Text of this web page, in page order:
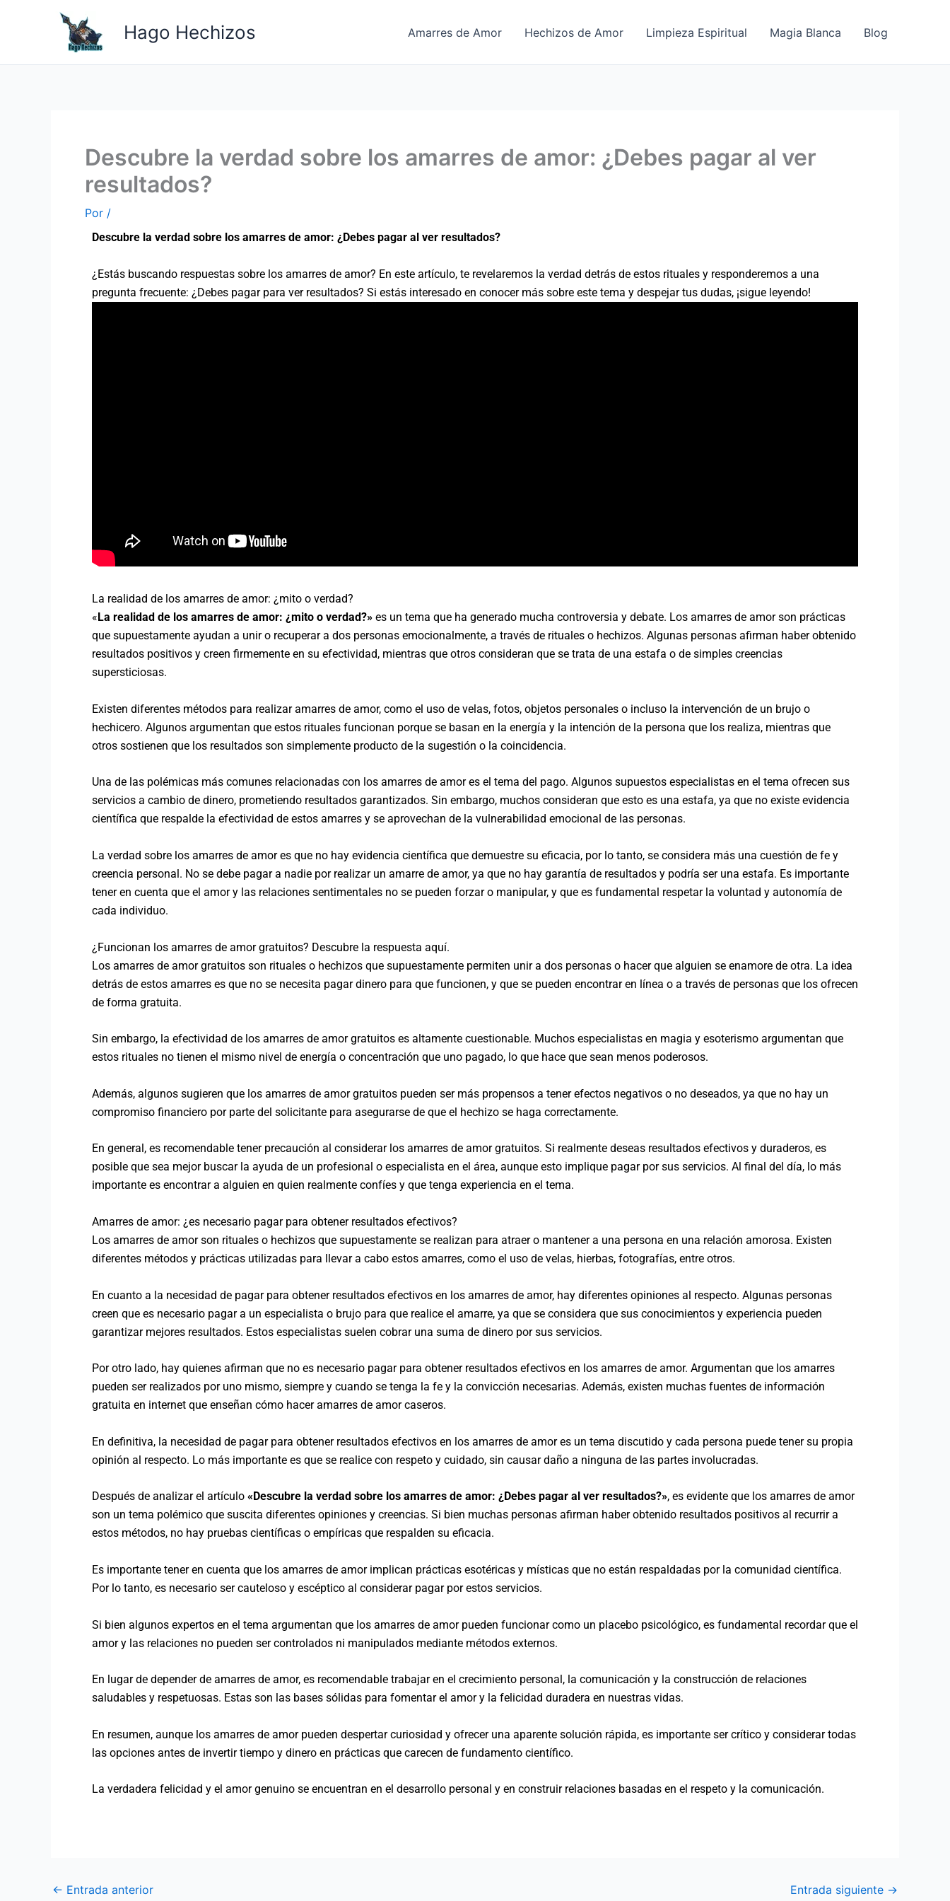
Hago Hechizos Amarres de Amor Hechizos de Amor Limpieza Espiritual Magia Blanca Blog
Descubre la verdad sobre los amarres de amor: ¿Debes pagar al ver
resultados?
Por /
Descubre la verdad sobre los amarres de amor: ¿Debes pagar al ver resultados?
¿Estás buscando respuestas sobre los amarres de amor? En este artículo, te revelaremos la verdad detrás de estos rituales y responderemos a una
pregunta frecuente: ¿Debes pagar para ver resultados? Si estás interesado en conocer más sobre este tema y despejar tus dudas, ¡sigue leyendo!
La realidad de los amarres de amor: ¿mito o verdad?
« La realidad de los amarres de amor: ¿mito o verdad?» es un tema que ha generado mucha controversia y debate. Los amarres de amor son prácticas
que supuestamente ayudan a unir o recuperar a dos personas emocionalmente, a través de rituales o hechizos. Algunas personas afirman haber obtenido
resultados positivos y creen firmemente en su efectividad, mientras que otros consideran que se trata de una estafa o de simples creencias
supersticiosas.
Existen diferentes métodos para realizar amarres de amor, como el uso de velas, fotos, objetos personales o incluso la intervención de un brujo o
hechicero. Algunos argumentan que estos rituales funcionan porque se basan en la energía y la intención de la persona que los realiza, mientras que
otros sostienen que los resultados son simplemente producto de la sugestión o la coincidencia.
Una de las polémicas más comunes relacionadas con los amarres de amor es el tema del pago. Algunos supuestos especialistas en el tema ofrecen sus
servicios a cambio de dinero, prometiendo resultados garantizados. Sin embargo, muchos consideran que esto es una estafa, ya que no existe evidencia
científica que respalde la efectividad de estos amarres y se aprovechan de la vulnerabilidad emocional de las personas.
La verdad sobre los amarres de amor es que no hay evidencia científica que demuestre su eficacia, por lo tanto, se considera más una cuestión de fe y
creencia personal. No se debe pagar a nadie por realizar un amarre de amor, ya que no hay garantía de resultados y podría ser una estafa. Es importante
tener en cuenta que el amor y las relaciones sentimentales no se pueden forzar o manipular, y que es fundamental respetar la voluntad y autonomía de
cada individuo.
¿Funcionan los amarres de amor gratuitos? Descubre la respuesta aquí.
Los amarres de amor gratuitos son rituales o hechizos que supuestamente permiten unir a dos personas o hacer que alguien se enamore de otra. La idea
detrás de estos amarres es que no se necesita pagar dinero para que funcionen, y que se pueden encontrar en línea o a través de personas que los ofrecen
de forma gratuita.
Sin embargo, la efectividad de los amarres de amor gratuitos es altamente cuestionable. Muchos especialistas en magia y esoterismo argumentan que
estos rituales no tienen el mismo nivel de energía o concentración que uno pagado, lo que hace que sean menos poderosos.
Además, algunos sugieren que los amarres de amor gratuitos pueden ser más propensos a tener efectos negativos o no deseados, ya que no hay un
compromiso financiero por parte del solicitante para asegurarse de que el hechizo se haga correctamente.
En general, es recomendable tener precaución al considerar los amarres de amor gratuitos. Si realmente deseas resultados efectivos y duraderos, es
posible que sea mejor buscar la ayuda de un profesional o especialista en el área, aunque esto implique pagar por sus servicios. Al final del día, lo más
importante es encontrar a alguien en quien realmente confíes y que tenga experiencia en el tema.
Amarres de amor: ¿es necesario pagar para obtener resultados efectivos?
Los amarres de amor son rituales o hechizos que supuestamente se realizan para atraer o mantener a una persona en una relación amorosa. Existen
diferentes métodos y prácticas utilizadas para llevar a cabo estos amarres, como el uso de velas, hierbas, fotografías, entre otros.
En cuanto a la necesidad de pagar para obtener resultados efectivos en los amarres de amor, hay diferentes opiniones al respecto. Algunas personas
creen que es necesario pagar a un especialista o brujo para que realice el amarre, ya que se considera que sus conocimientos y experiencia pueden
garantizar mejores resultados. Estos especialistas suelen cobrar una suma de dinero por sus servicios.
Por otro lado, hay quienes afirman que no es necesario pagar para obtener resultados efectivos en los amarres de amor. Argumentan que los amarres
pueden ser realizados por uno mismo, siempre y cuando se tenga la fe y la convicción necesarias. Además, existen muchas fuentes de información
gratuita en internet que enseñan cómo hacer amarres de amor caseros.
En definitiva, la necesidad de pagar para obtener resultados efectivos en los amarres de amor es un tema discutido y cada persona puede tener su propia
opinión al respecto. Lo más importante es que se realice con respeto y cuidado, sin causar daño a ninguna de las partes involucradas.
Después de analizar el artículo «Descubre la verdad sobre los amarres de amor: ¿Debes pagar al ver resultados?», es evidente que los amarres de amor
son un tema polémico que suscita diferentes opiniones y creencias. Si bien muchas personas afirman haber obtenido resultados positivos al recurrir a
estos métodos, no hay pruebas científicas o empíricas que respalden su eficacia.
Es importante tener en cuenta que los amarres de amor implican prácticas esotéricas y místicas que no están respaldadas por la comunidad científica.
Por lo tanto, es necesario ser cauteloso y escéptico al considerar pagar por estos servicios.
Si bien algunos expertos en el tema argumentan que los amarres de amor pueden funcionar como un placebo psicológico, es fundamental recordar que el
amor y las relaciones no pueden ser controlados ni manipulados mediante métodos externos.
En lugar de depender de amarres de amor, es recomendable trabajar en el crecimiento personal, la comunicación y la construcción de relaciones
saludables y respetuosas. Estas son las bases sólidas para fomentar el amor y la felicidad duradera en nuestras vidas.
En resumen, aunque los amarres de amor pueden despertar curiosidad y ofrecer una aparente solución rápida, es importante ser crítico y considerar todas
las opciones antes de invertir tiempo y dinero en prácticas que carecen de fundamento científico.
La verdadera felicidad y el amor genuino se encuentran en el desarrollo personal y en construir relaciones basadas en el respeto y la comunicación.
← Entrada anterior Entrada siguiente →